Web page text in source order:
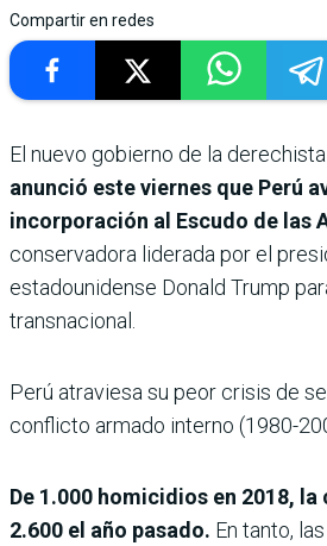
Compartir en redes
El nuevo gobierno de la derechista
anunció este viernes que Perú
incorporación al Escudo de las
conservadora liderada por el
estadounidense Donald Trump
transnacional.
Perú atraviesa su peor crisis de
conflicto armado interno (1980-
De 1.000 homicidios en 2018,
2.600 el año pasado. En tanto,